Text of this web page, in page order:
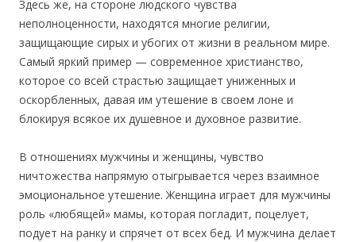
Здесь же, на стороне людского чувства
неполноценности, находятся многие религии,
защищающие сирых и убогих от жизни в реальном мире.
Самый яркий пример — современное христианство,
которое со всей страстью защищает униженных и
оскорбленных, давая им утешение в своем лоне и
блокируя всякое их душевное и духовное развитие.
В отношениях мужчины и женщины, чувство
ничтожества напрямую отыгрывается через взаимное
эмоциональное утешение. Женщина играет для мужчины
роль «любящей» мамы, которая погладит, поцелует,
подует на ранку и спрячет от всех бед. И мужчина делает